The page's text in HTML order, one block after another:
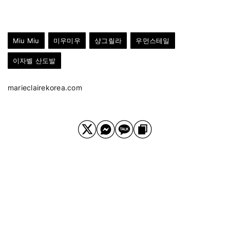
Miu Miu 미우미우 샹그릴라 우먼스테일
이자벨 산도발
marieclairekorea.com